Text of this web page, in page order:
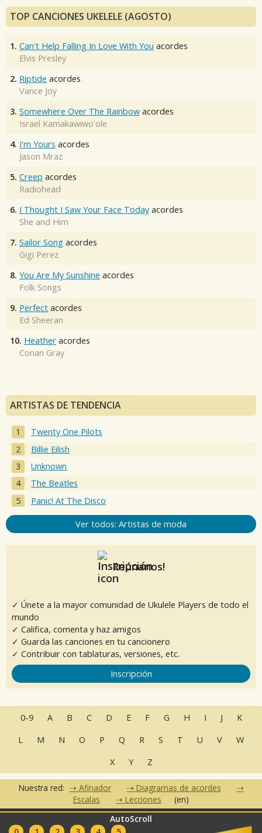
AutoScroll
TOP CANCIONES UKELELE (AGOSTO)
1. Can't Help Falling In Love With You acordes
Elvis Presley
2. Riptide acordes
Vance Joy
3. Somewhere Over The Rainbow acordes
Israel Kamakawiwo'ole
4. I'm Yours acordes
Jason Mraz
5. Creep acordes
Radiohead
6. I Thought I Saw Your Face Today acordes
She and Him
7. Sailor Song acordes
Gigi Perez
8. You Are My Sunshine acordes
Folk Songs
9. Perfect acordes
Ed Sheeran
10. Heather acordes
Conan Gray
ARTISTAS DE TENDENCIA
Twenty One Pilots
Billie Eilish
Unknown
The Beatles
Panic! At The Disco
Ver todos: Artistas de moda
Reúnanos!
✓ Únete a la mayor comunidad de Ukulele Players de todo el
mundo
✓ Califica, comenta y haz amigos
✓ Guarda las canciones en tu cancionero
✓ Contribuir con tablaturas, versiones, etc.
Inscripción
0-9 A B C D E F G H I J
K
L
M N O P Q R S T U V
W
X
Y Z
Nuestra red: Afinador
Diagramas de acordes
Escalas
Lecciones (en)
CGU•Política de privacidad